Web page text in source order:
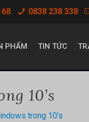
0838 238 338
PHẨM TIN TỨC
10’s
trong 10’s